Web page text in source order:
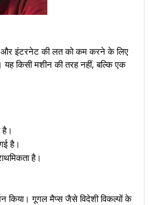
और इंटरनेट की लत को कम करने के लिए
किसी मशीन की तरह नहीं, बल्कि एक
है।
है।
किया। गूगल मैप्स जैसे विदेशी विकल्पों के